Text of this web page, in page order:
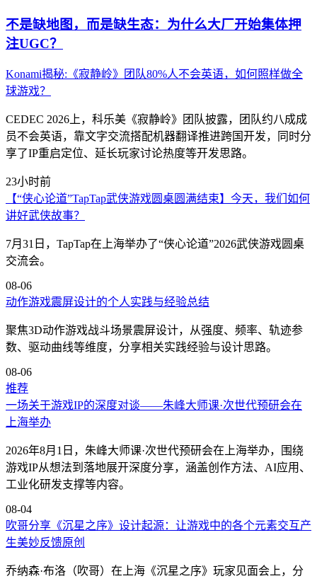
不是缺地图，而是缺生态：为什么大厂开始集体押
注UGC？
Konami揭秘:《寂静岭》团队80%人不会英语，如何照样做全
球游戏？
CEDEC 2026上，科乐美《寂静岭》团队披露，团队约八成成
员不会英语，靠文字交流搭配机器翻译推进跨国开发，同时分
享了IP重启定位、延长玩家讨论热度等开发思路。
23小时前
【“侠心论道”TapTap武侠游戏圆桌圆满结束】今天，我们如何
讲好武侠故事？
7月31日，TapTap在上海举办了“侠心论道”2026武侠游戏圆桌
交流会。
08-06
动作游戏震屏设计的个人实践与经验总结
聚焦3D动作游戏战斗场景震屏设计，从强度、频率、轨迹参
数、驱动曲线等维度，分享相关实践经验与设计思路。
08-06
推荐
一场关于游戏IP的深度对谈——朱峰大师课·次世代预研会在
上海举办
2026年8月1日，朱峰大师课·次世代预研会在上海举办，围绕
游戏IP从想法到落地展开深度分享，涵盖创作方法、AI应用、
工业化研发支撑等内容。
08-04
吹哥分享《沉星之序》设计起源：让游戏中的各个元素交互产
生美妙反馈原创
乔纳森·布洛（吹哥）在上海《沉星之序》玩家见面会上，分